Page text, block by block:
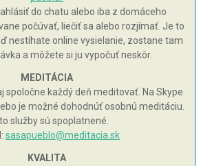
do chatu alebo iba z domáceho
počúvať, liečiť sa alebo rozjímať. Je to
nestíhate online vysielanie, zostane tam
a môžete si ju vypočuť neskôr.
MEDITÁCIA
spoločne každý deň meditovať. Na Skype
je možné dohodnúť osobnú meditáciu.
služby sú spoplatnené.
sasapueblo@meditacia.sk
KVALITA